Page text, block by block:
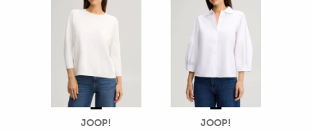
JOOP! JOOP!